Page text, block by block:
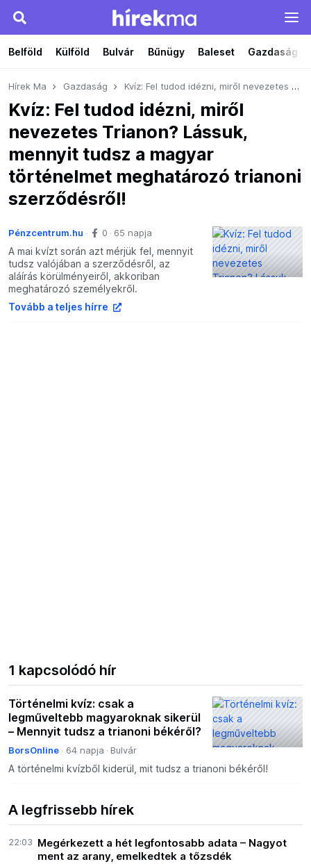
Belföld Külföld Bulvár Bűnügy Baleset Gazdaság
Hírek Ma Gazdaság Kvíz: Fel tudod idézni, miről nevezetes Trianon? Lássuk, mennyit tudsz a magyar történelmet meghatározó trianoni szerződésről!
Kvíz: Fel tudod idézni, miről
nevezetes Trianon? Lássuk,
mennyit tudsz a magyar
történelmet meghatározó trianoni
szerződésről!
Pénzcentrum.hu 0 65 napja
A mai kvízt során azt mérjük fel, mennyit
tudsz valójában a szerződésről, az
aláírás körülményeiről, akkoriban
meghatározó személyekről.
Tovább a teljes hírre
1 kapcsolódó hír
Történelmi kvíz: csak a
legműveltebb magyaroknak sikerül
– Mennyit tudsz a trianoni békéről?
BorsOnline 64 napja Bulvár
A történelmi kvízből kiderül, mit tudsz a trianoni békéről!
A legfrissebb hírek
22:03 Megérkezett a hét legfontosabb adata – Nagyot
ment az arany, emelkedtek a tőzsdék